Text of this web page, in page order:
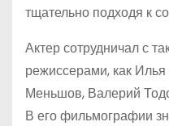
тщательно подходя к
Актер сотрудничал с
режиссерами, как
Меньшов, Валерий
В его фильмографии